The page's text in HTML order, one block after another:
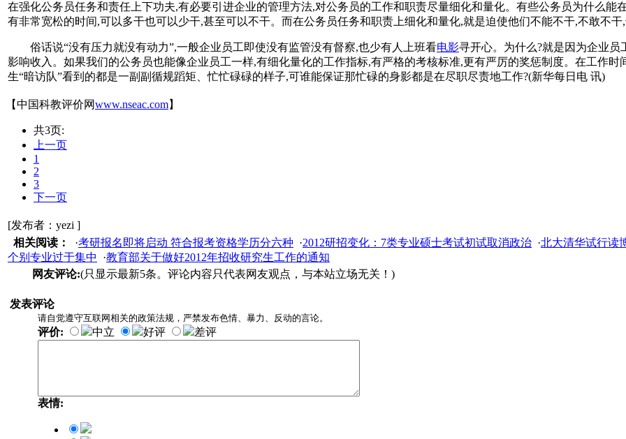
在强化公务员任务和责任上下功夫,有必要引进企业的管理方法,对公务员的工作和职责尽量细化和量化。有些公务员为什么能
有非常宽松的时间,可以多干也可以少干,甚至可以不干。而在公务员任务和职责上细化和量化,就是迫使他们不能不干,不敢不
俗话说“没有压力就没有动力”,一般企业员工即使没有监管没有督察,也少有人上班看电影寻开心。为什么?就是因为企业
影响收入。如果我们的公务员也能像企业员工一样,有细化量化的工作指标,有严格的考核标准,更有严厉的奖惩制度。在工作
生“暗访队”看到的都是一副副循规蹈矩、忙忙碌碌的样子,可谁能保证那忙碌的身影都是在尽职尽责地工作?(新华每日电 讯)
【中国科教评价网www.nseac.com】
共3页:
上一页
1
2
3
下一页
[发布者：yezi ]
相关阅读：
·考研报名即将启动 符合报考资格学历分六种 ·2012研招变化：7类专业硕士考试初试取消政治 ·北大清华试行读
个别专业过于集中
·教育部关于做好2012年招收研究生工作的通知
网友评论:(只显示最新5条。评论内容只代表网友观点，与本站立场无关！)
发表评论
请自觉遵守互联网相关的政策法规，严禁发布色情、暴力、反动的言论。
评价: 中立 好评 差评
表情: